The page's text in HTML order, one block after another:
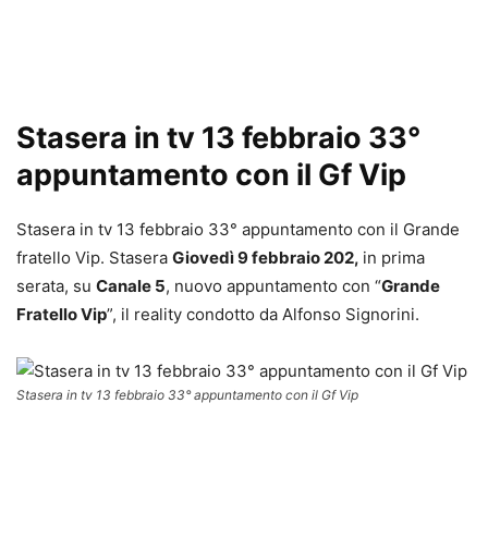
Stasera in tv 13 febbraio 33°
appuntamento con il Gf Vip
Stasera in tv 13 febbraio 33° appuntamento con il Grande
fratello Vip. Stasera Giovedì 9 febbraio 202, in prima
serata, su Canale 5, nuovo appuntamento con “Grande
Fratello Vip”, il reality condotto da Alfonso Signorini.
Stasera in tv 13 febbraio 33° appuntamento con il Gf Vip